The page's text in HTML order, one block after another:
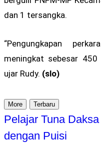
dan 1 tersangka.
“Pengungkapan
meningkat sebesar 450
ujar Rudy. (slo)
More Terbaru
Pelajar Tuna
dengan Puisi